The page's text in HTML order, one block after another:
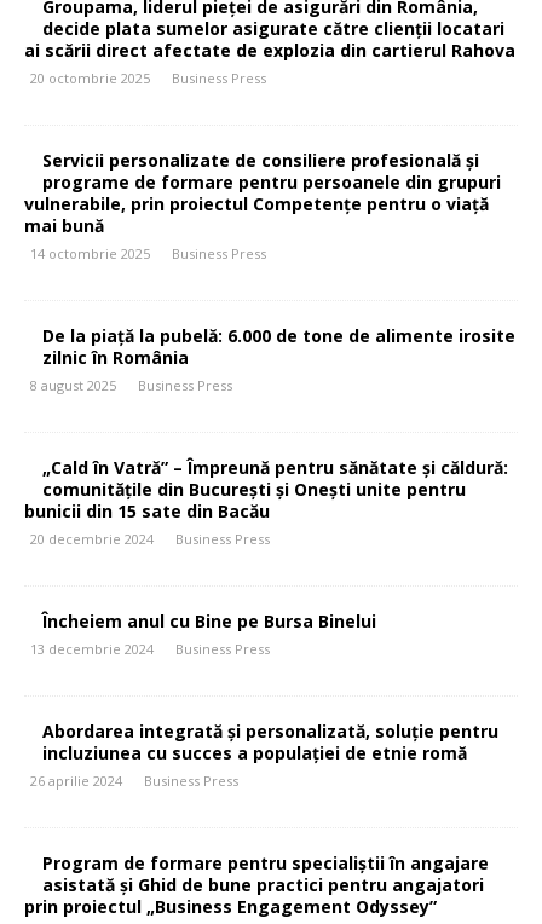
Groupama, liderul pieței de asigurări din România,
decide plata sumelor asigurate către clienții locatari
ai scării direct afectate de explozia din cartierul Rahova
20 octombrie 2025 Business Press
Servicii personalizate de consiliere profesională și
programe de formare pentru persoanele din grupuri
vulnerabile, prin proiectul Competențe pentru o viață
mai bună
14 octombrie 2025 Business Press
De la piață la pubelă: 6.000 de tone de alimente irosite
zilnic în România
8 august 2025 Business Press
„Cald în Vatră” – Împreună pentru sănătate și căldură:
comunitățile din București și Onești unite pentru
bunicii din 15 sate din Bacău
20 decembrie 2024 Business Press
Încheiem anul cu Bine pe Bursa Binelui
13 decembrie 2024 Business Press
Abordarea integrată și personalizată, soluție pentru
incluziunea cu succes a populației de etnie romă
26 aprilie 2024 Business Press
Program de formare pentru specialiștii în angajare
asistată și Ghid de bune practici pentru angajatori
prin proiectul „Business Engagement Odyssey”